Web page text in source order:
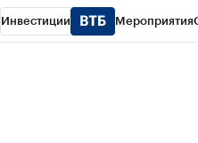
Инвестиции Мероприятия